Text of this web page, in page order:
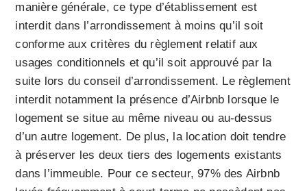
manière générale, ce type d’établissement est
interdit dans l’arrondissement à moins qu’il soit
conforme aux critères du règlement relatif aux
usages conditionnels et qu’il soit approuvé par la
suite lors du conseil d’arrondissement. Le règlement
interdit notamment la présence d’Airbnb lorsque le
logement se situe au même niveau ou au-dessus
d’un autre logement. De plus, la location doit tendre
à préserver les deux tiers des logements existants
dans l’immeuble. Pour ce secteur, 97% des Airbnb